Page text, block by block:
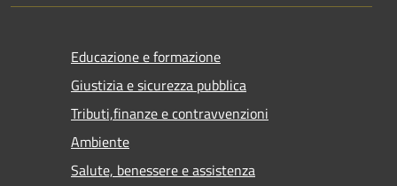
Educazione e formazione
Giustizia e sicurezza pubblica
Tributi,finanze e contravvenzioni
Ambiente
Salute, benessere e assistenza